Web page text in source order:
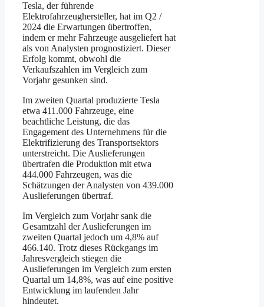
Tesla, der führende
Elektrofahrzeughersteller, hat im Q2 /
2024 die Erwartungen übertroffen,
indem er mehr Fahrzeuge ausgeliefert hat
als von Analysten prognostiziert. Dieser
Erfolg kommt, obwohl die
Verkaufszahlen im Vergleich zum
Vorjahr gesunken sind.
Im zweiten Quartal produzierte Tesla
etwa 411.000 Fahrzeuge, eine
beachtliche Leistung, die das
Engagement des Unternehmens für die
Elektrifizierung des Transportsektors
unterstreicht. Die Auslieferungen
übertrafen die Produktion mit etwa
444.000 Fahrzeugen, was die
Schätzungen der Analysten von 439.000
Auslieferungen übertraf.
Im Vergleich zum Vorjahr sank die
Gesamtzahl der Auslieferungen im
zweiten Quartal jedoch um 4,8% auf
466.140. Trotz dieses Rückgangs im
Jahresvergleich stiegen die
Auslieferungen im Vergleich zum ersten
Quartal um 14,8%, was auf eine positive
Entwicklung im laufenden Jahr
hindeutet.